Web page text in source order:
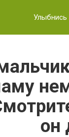
Улыбнись
он